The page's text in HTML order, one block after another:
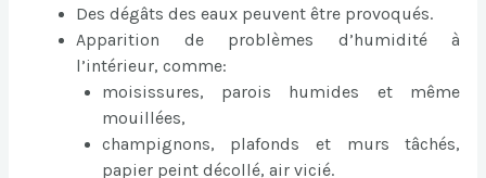
Des dégâts des eaux peuvent être provoqués.
Apparition de problèmes d’humidité à
l’intérieur, comme:
moisissures, parois humides et même
mouillées,
champignons, plafonds et murs tâchés,
papier peint décollé, air vicié.